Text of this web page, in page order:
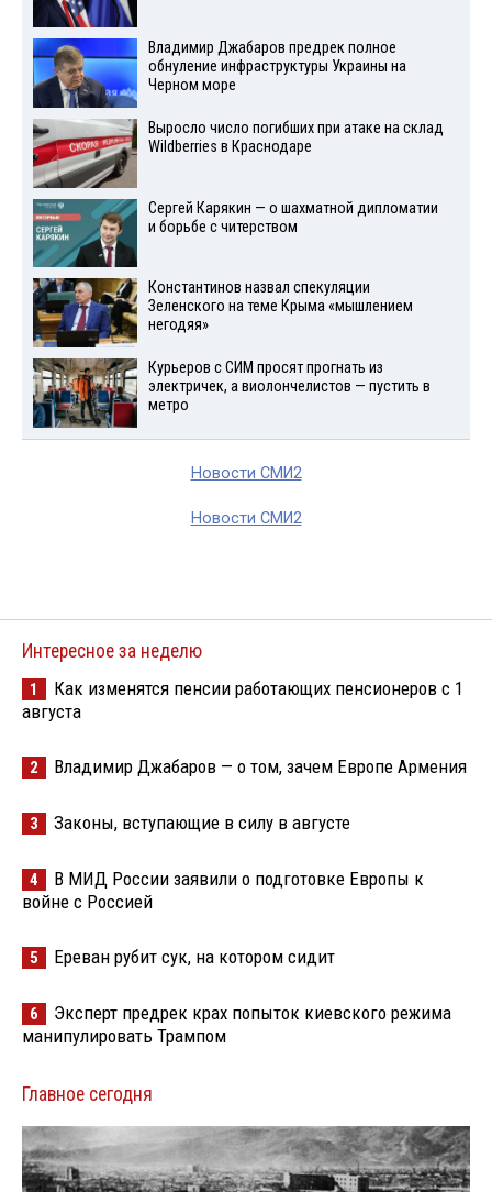
Владимир Джабаров предрек полное
обнуление инфраструктуры Украины на
Черном море
Выросло число погибших при атаке на склад
Wildberries в Краснодаре
Сергей Карякин — о шахматной дипломатии
и борьбе с читерством
Константинов назвал спекуляции
Зеленского на теме Крыма «мышлением
негодяя»
Курьеров с СИМ просят прогнать из
электричек, а виолончелистов — пустить в
метро
Новости СМИ2
Новости СМИ2
Интересное за неделю
1
Как изменятся пенсии работающих пенсионеров с 1
августа
2 Владимир Джабаров — о том, зачем Европе Армения
3 Законы, вступающие в силу в августе
4
В МИД России заявили о подготовке Европы к
войне с Россией
5 Ереван рубит сук, на котором сидит
6
Эксперт предрек крах попыток киевского режима
манипулировать Трампом
Главное сегодня